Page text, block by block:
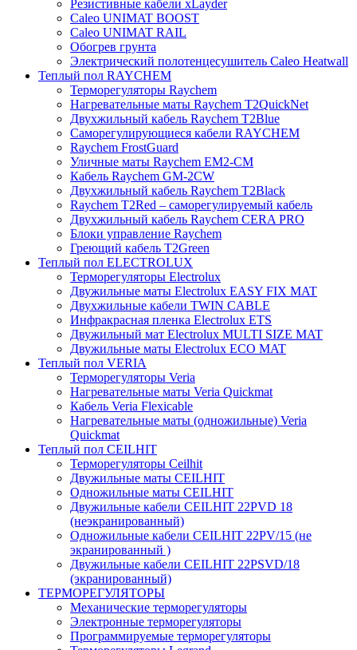
Резистивные кабели xLayder
Caleo UNIMAT BOOST
Caleo UNIMAT RAIL
Обогрев грунта
Электрический полотенцесушитель Caleo Heatwall
Теплый пол RAYCHEM
Терморегуляторы Raychem
Нагревательные маты Raychem T2QuickNet
Двухжильный кабель Raychem T2Blue
Саморегулирующиеся кабели RAYCHEM
Raychem FrostGuard
Уличные маты Raychem EM2-CM
Кабель Raychem GM-2CW
Двухжильный кабель Raychem T2Black
Raychem T2Red – саморегулируемый кабель
Двухжильный кабель Raychem CERA PRO
Блоки управление Raychem
Греющий кабель T2Green
Теплый пол ELECTROLUX
Терморегуляторы Electrolux
Двужильные маты Electrolux EASY FIX MAT
Двухжильные кабели TWIN CABLE
Инфракрасная пленка Electrolux ETS
Двужильный мат Electrolux MULTI SIZE MAT
Двужильные маты Electrolux ECO MAT
Теплый пол VERIA
Терморегуляторы Veria
Нагревательные маты Veria Quickmat
Кабель Veria Flexicable
Нагревательные маты (одножильные) Veria
Quickmat
Теплый пол CEILHIT
Терморегуляторы Ceilhit
Двужильные маты CEILHIT
Одножильные маты CEILHIT
Двужильные кабели CEILHIT 22PVD 18
(неэкранированный)
Одножильные кабели CEILHIT 22PV/15 (не
экранированный )
Двужильные кабели CEILHIT 22PSVD/18
(экранированный)
ТЕРМОРЕГУЛЯТОРЫ
Механические терморегуляторы
Электронные терморегуляторы
Программируемые терморегуляторы